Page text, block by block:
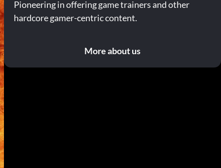
Pioneering in offering game trainers and other
hardcore gamer-centric content.
More about us